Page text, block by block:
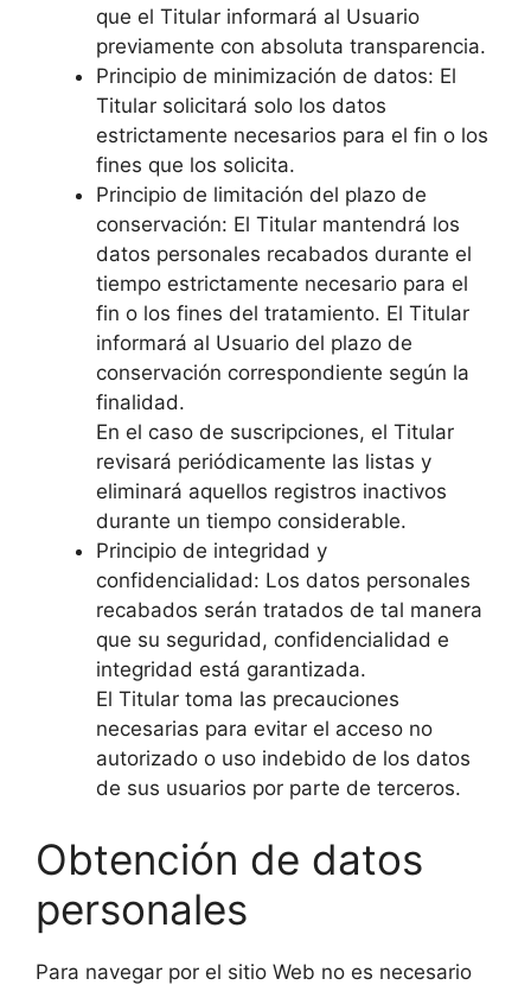
que el Titular informará al Usuario
previamente con absoluta transparencia.
Principio de minimización de datos: El
Titular solicitará solo los datos
estrictamente necesarios para el fin o los
fines que los solicita.
Principio de limitación del plazo de
conservación: El Titular mantendrá los
datos personales recabados durante el
tiempo estrictamente necesario para el
fin o los fines del tratamiento. El Titular
informará al Usuario del plazo de
conservación correspondiente según la
finalidad.
En el caso de suscripciones, el Titular
revisará periódicamente las listas y
eliminará aquellos registros inactivos
durante un tiempo considerable.
Principio de integridad y
confidencialidad: Los datos personales
recabados serán tratados de tal manera
que su seguridad, confidencialidad e
integridad está garantizada.
El Titular toma las precauciones
necesarias para evitar el acceso no
autorizado o uso indebido de los datos
de sus usuarios por parte de terceros.
Obtención de datos
personales
Para navegar por el sitio Web no es necesario